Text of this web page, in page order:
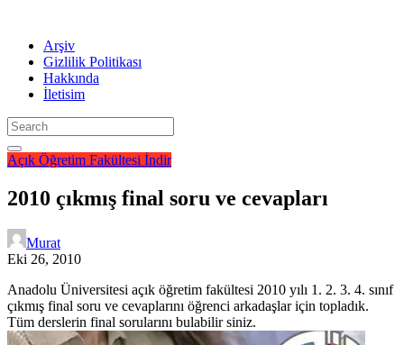
Arşiv
Gizlilik Politikası
Hakkında
İletisim
Açık Öğretim Fakültesi İndir
2010 çıkmış final soru ve cevapları
Murat
Eki 26, 2010
Anadolu Üniversitesi açık öğretim fakültesi 2010 yılı 1. 2. 3. 4. sınıf
çıkmış final soru ve cevaplarını öğrenci arkadaşlar için topladık.
Tüm derslerin final sorularını bulabilir siniz.